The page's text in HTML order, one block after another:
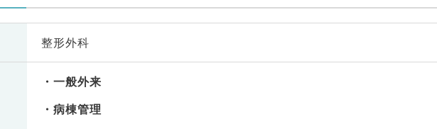
整形外科
一般外来
病棟管理